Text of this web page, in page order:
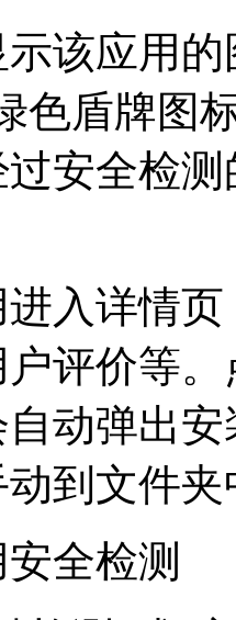
该应用
色盾牌图
安全检
入详情
评价等
动弹出
到文件
全检测